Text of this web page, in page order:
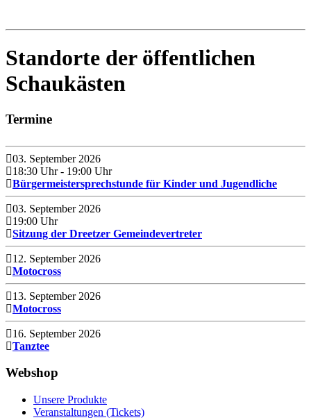
Standorte der öffentlichen
Schaukästen
Termine
03. September 2026
18:30 Uhr - 19:00 Uhr
Bürgermeistersprechstunde für Kinder und Jugendliche
03. September 2026
19:00 Uhr
Sitzung der Dreetzer Gemeindevertreter
12. September 2026
Motocross
13. September 2026
Motocross
16. September 2026
Tanztee
Webshop
Unsere Produkte
Veranstaltungen (Tickets)